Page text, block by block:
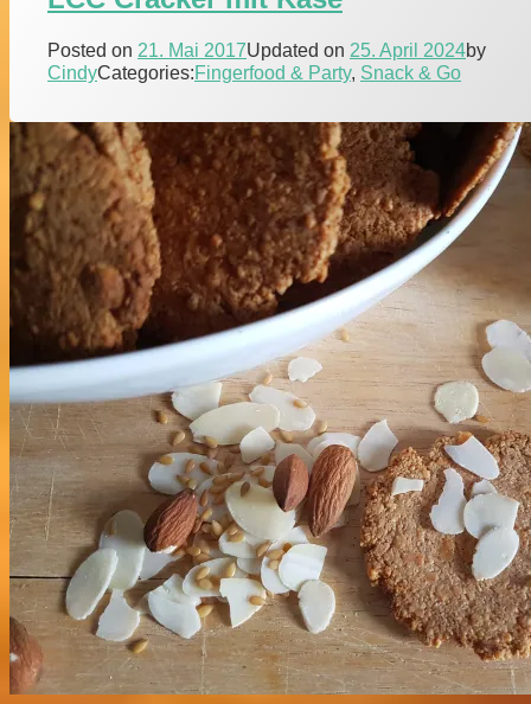
Posted on 21. Mai 2017Updated on 25. April 2024by
CindyCategories:Fingerfood & Party, Snack & Go